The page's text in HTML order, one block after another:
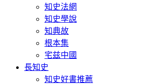
知史法網
知史學說
知典故
根本集
宅兹中國
長知史
知史好書推薦